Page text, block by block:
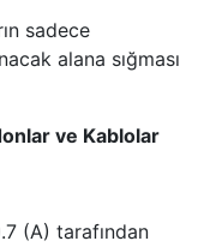
sadece
alana sığması
ve Kablolar
(A) tarafından